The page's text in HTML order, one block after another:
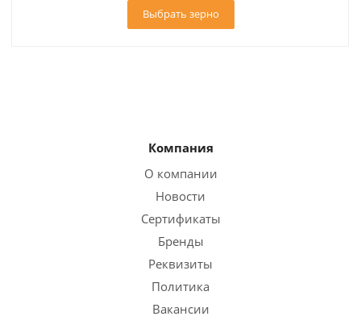
Выбрать зерно
Компания
О компании
Новости
Сертификаты
Бренды
Реквизиты
Политика
Вакансии